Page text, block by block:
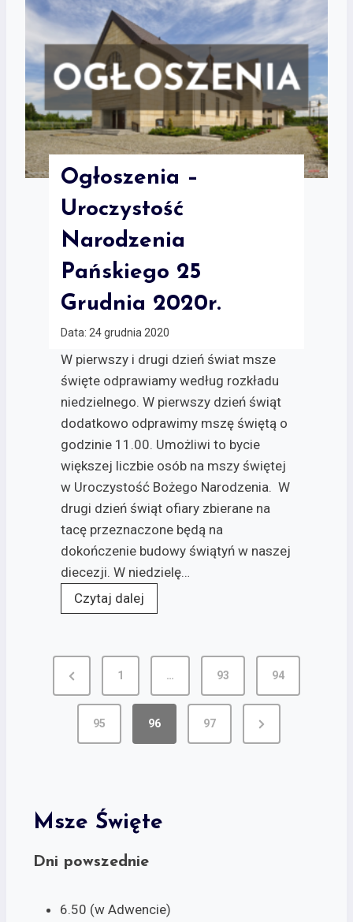
Ogłoszenia –
Uroczystość
Narodzenia
Pańskiego 25
Grudnia 2020r.
Data: 24 grudnia 2020
W pierwszy i drugi dzień świat msze
święte odprawiamy według rozkładu
niedzielnego. W pierwszy dzień świąt
dodatkowo odprawimy mszę świętą o
godzinie 11.00. Umożliwi to bycie
większej liczbie osób na mszy świętej
w Uroczystość Bożego Narodzenia. W
drugi dzień świąt ofiary zbierane na
tacę przeznaczone będą na
dokończenie budowy świątyń w naszej
diecezji. W niedzielę…
Czytaj dalej
Stronicowanie
wpisów
1 … 93 94
95 96 97
Msze Święte
Dni powszednie
6.50 (w Adwencie)